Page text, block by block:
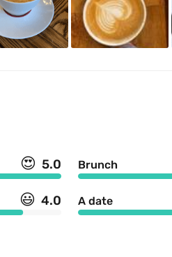
😍 5.0 Brunch
😃 4.0 A date